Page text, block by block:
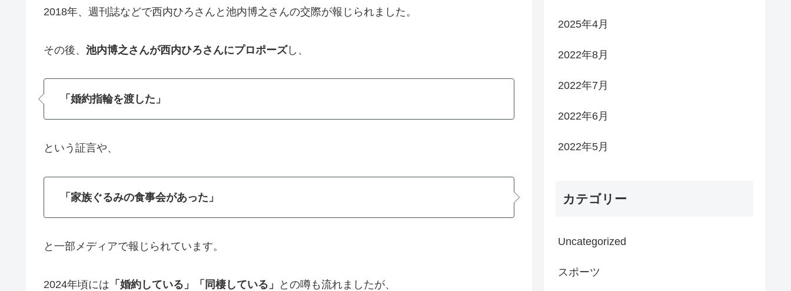
2018年、週刊誌などで西内ひろさんと池内博之さんの交際が報じられました。
その後、 池内博之さんが西内ひろさんにプロポーズし、
「婚約指輪を渡した」
という証言や、
「家族ぐるみの食事会があった」
と一部メディアで報じられています。
2024年頃には 「婚約している」「同棲している」 との噂も流れましたが、
2025年4月
2022年8月
2022年7月
2022年6月
2022年5月
カテゴリー
Uncategorized
スポーツ